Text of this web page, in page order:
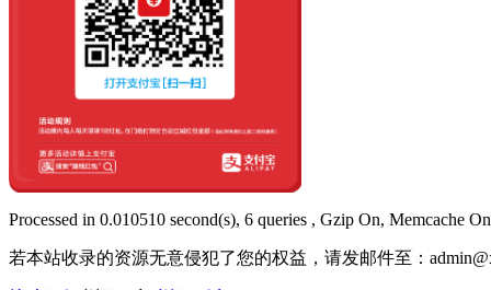
Processed in 0.010510 second(s), 6 queries , Gzip On, Memcache
若本站收录的资源无意侵犯了您的权益，请发邮件至：